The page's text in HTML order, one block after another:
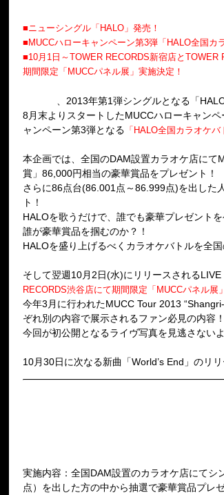
■ニューシングル「HALO」発売！
■MUCCハローキャンペーン第3弾「HALO全国カ
■10月1日～TOWER RECORDS新宿店とTOWER
期間限定「MUCCパネル展」実施決定！
、2013年第1弾シングルとなる「
8月末よりスタートしたMUCCハローキャン
ャンペーン第3弾となる 「HALO全国カラオケバ
本企画では、全国のDAM設置カラオケ店にて
賞」86,000円相当の豪華賞品をプレゼント！
さらに86点台(86.001点～86.999点)を出した
ト！
HALOを歌うだけで、誰でも豪華プレゼント
誰が豪華賞品を掴むのか？！
HALOを盛り上げるべくカラオケバトルを全国
そして翌週10月2日(水)にリリースされる
RECORDS渋谷店にて期間限定「MUCCパネル展
今年3月に行われたMUCC Tour 2013
ぞれ別の内容で展示されるファン必見の内容！
今回が初公開となるライヴ写真を見逃さない
10月30日に次なる新曲「World’s End」のリ
実施内容：全国DAM設置のカラオケ店にて
点）を出した方の中から抽選で豪華賞品プレ